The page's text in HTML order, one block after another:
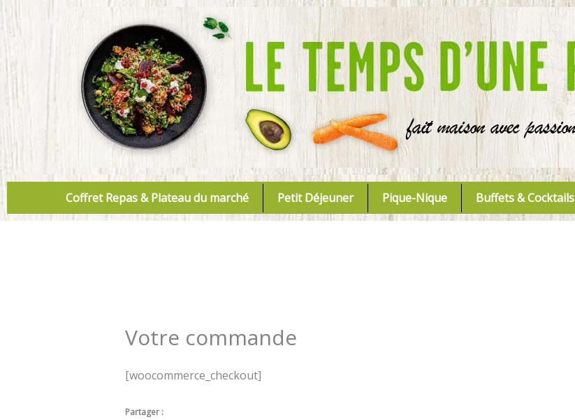
Aller
Coffret Repas & Plateau du marché Petit Déjeuner Pique-Nique Buffets & Cocktails
Votre commande
[woocommerce_checkout]
Partager :